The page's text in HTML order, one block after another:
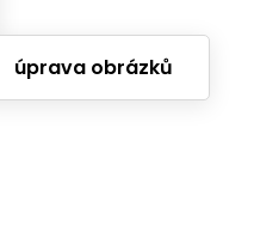
úprava obrázků